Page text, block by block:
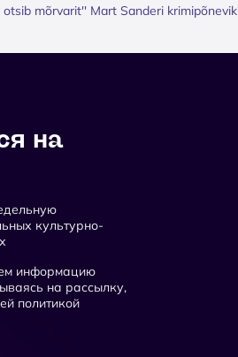
otsib mõrvarit'' Mart Sanderi krimipõnevik
на
культурно-
информацию
на рассылку,
политикой